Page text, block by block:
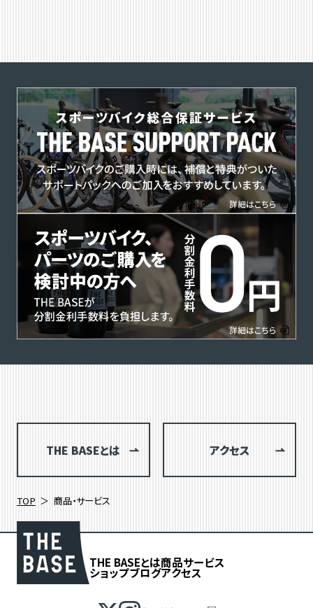
THE BASEとは アクセス
TOP 商品・サービス
THE BASEとは商品サービス
ショップブログアクセス